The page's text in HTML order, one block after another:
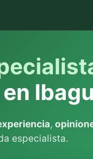
en
,
especialista.